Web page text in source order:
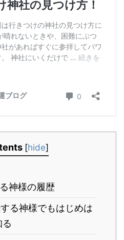
[hide]
神様の履歴
る神様でもはじめは